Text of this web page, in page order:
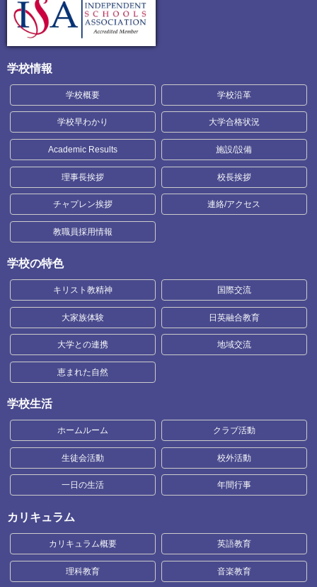
学校情報
学校概要 学校沿革
学校早わかり 大学合格状況
Academic Results 施設/設備
理事長挨拶 校長挨拶
チャプレン挨拶 連絡/アクセス
教職員採用情報
学校の特色
キリスト教精神 国際交流
大家族体験 日英融合教育
大学との連携 地域交流
恵まれた自然
学校生活
ホームルーム クラブ活動
生徒会活動 校外活動
一日の生活 年間行事
カリキュラム
カリキュラム概要 英語教育
理科教育 音楽教育